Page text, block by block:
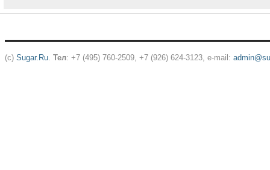
(c) Sugar.Ru Тел: +7 (495) 760-2509, +7 (926) 624-3123, e-mail: